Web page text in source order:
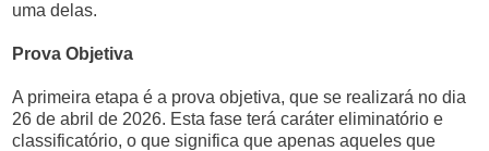
uma delas.
Prova Objetiva
A primeira etapa é a prova objetiva, que se realizará no dia
26 de abril de 2026. Esta fase terá caráter eliminatório e
classificatório, o que significa que apenas aqueles que